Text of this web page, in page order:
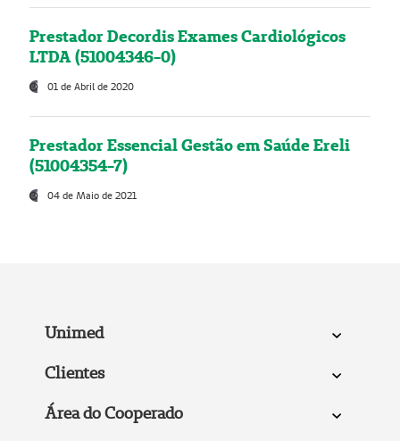
Prestador Decordis Exames Cardiológicos
LTDA (51004346-0)
01 de Abril de 2020
Prestador Essencial Gestão em Saúde Ereli
(51004354-7)
04 de Maio de 2021
Unimed
Clientes
Área do Cooperado